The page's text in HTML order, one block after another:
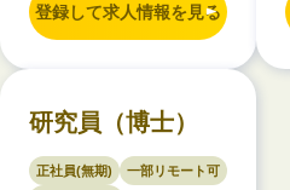
登録して求人情報を見る
研究員（博士）
正社員(無期)
一部リモート可